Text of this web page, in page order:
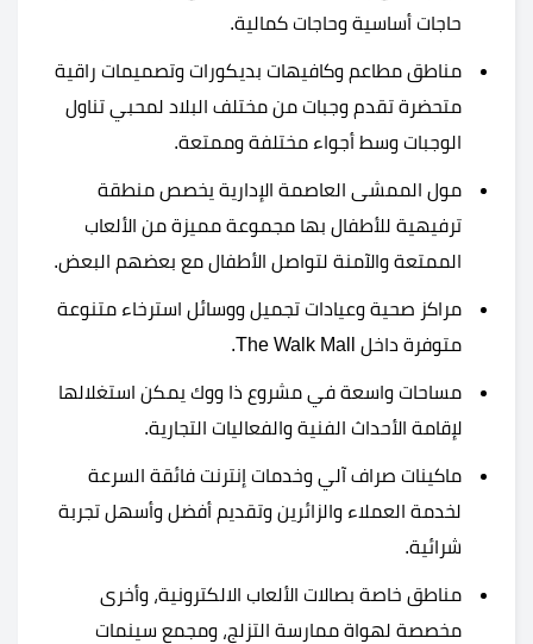
حاجات أساسية وحاجات كمالية.
مناطق مطاعم وكافيهات بديكورات وتصميمات راقية
متحضرة تقدم وجبات من مختلف البلاد لمحبي تناول
الوجبات وسط أجواء مختلفة وممتعة.
مول الممشى العاصمة الإدارية يخصص منطقة
ترفيهية للأطفال بها مجموعة مميزة من الألعاب
الممتعة والآمنة لتواصل الأطفال مع بعضهم البعض.
مراكز صحية وعيادات تجميل ووسائل استرخاء متنوعة
متوفرة داخل The Walk Mall.
مساحات واسعة في مشروع ذا ووك يمكن استغلالها
لإقامة الأحداث الفنية والفعاليات التجارية.
ماكينات صراف آلي وخدمات إنترنت فائقة السرعة
لخدمة العملاء والزائرين وتقديم أفضل وأسهل تجربة
شرائية.
مناطق خاصة بصالات الألعاب الالكترونية، وأخرى
مخصصة لهواة ممارسة التزلج، ومجمع سينمات